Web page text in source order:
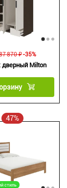
Milton
870 ₽-35%
47%
стиль